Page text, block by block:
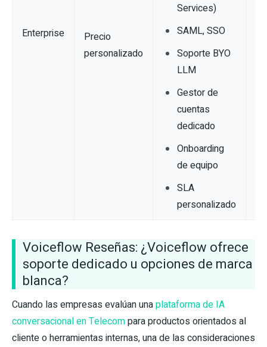
Enterprise
Precio
personalizado
Services)
SAML, SSO
Soporte BYO
LLM
Gestor de
cuentas
dedicado
Onboarding
de equipo
SLA
personalizado
Voiceflow Reseñas: ¿Voiceflow ofrece
soporte dedicado u opciones de marca
blanca?
Cuando las empresas evalúan unaplataforma de IA
conversacional en Telecompara productos orientados al
cliente o herramientas internas, una de las consideraciones